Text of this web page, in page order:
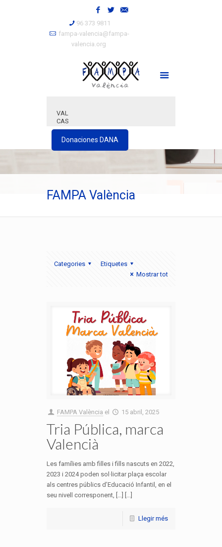
96 373 9811
fampa-valencia@fampa-
valencia.org
VAL
CAS
Donaciones DANA
FAMPA València
Categories
Etiquetes
Mostrar tot
FAMPA València el 15 abril, 2025
Tria Pública, marca
Valencià
Les famílies amb filles i fills nascuts en 2022,
2023 i 2024 poden sol·licitar plaça escolar
als centres públics d’Educació Infantil, en el
seu nivell corresponent, […] [...]
Llegir més